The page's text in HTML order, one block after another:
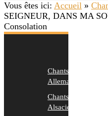
Vous êtes ici: Accueil »
SEIGNEUR, DANS MA
Consolation
Chants
Allemands
Chants
Alsaciens